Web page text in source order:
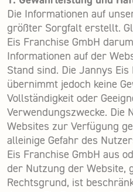
Die Informationen auf
größter Sorgfalt erstellt.
Eis Franchise GmbH
Informationen auf der
Stand sind. Die Jannys Eis
übernimmt jedoch keine
Vollständigkeit oder
Verwendungszwecke. Die
Websites zur Verfügung
alleinige Gefahr des
Eis Franchise GmbH aus
der Nutzung der Website,
Rechtsgrund, ist